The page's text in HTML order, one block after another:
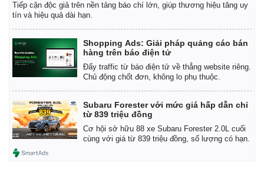
Tiếp cận độc giả trên nền tảng báo chí lớn, giúp thương hiệu tăng uy
tín và hiệu quả dài hạn.
Shopping Ads: Giải pháp quảng cáo bán
hàng trên báo điện tử
Đẩy traffic từ báo điện tử về thẳng website riêng.
Chủ động chốt đơn, không lo phụ thuộc.
Subaru Forester với mức giá hấp dẫn chỉ
từ 839 triệu đồng
Cơ hội sở hữu 88 xe Subaru Forester 2.0L cuối
cùng với giá từ 839 triệu đồng, số lượng có hạn.